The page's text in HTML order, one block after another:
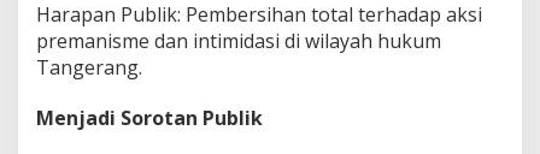
Harapan Publik: Pembersihan total terhadap aksi
premanisme dan intimidasi di wilayah hukum
Tangerang.
Menjadi Sorotan Publik